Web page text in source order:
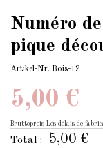
Numéro
pique
Artikel-Nr. Bois-12
5,00 €
Bruttopreis Les délais de
Total : 5,00 €